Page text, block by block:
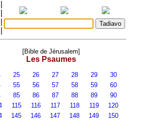
[Bible de Jérusalem]
Les Psaumes
25 26 27 28 29
30
55 56 57 58 59
60
85 86 87 88 89
90
115 116 117 118 119
120
145 146 147 148 149 150